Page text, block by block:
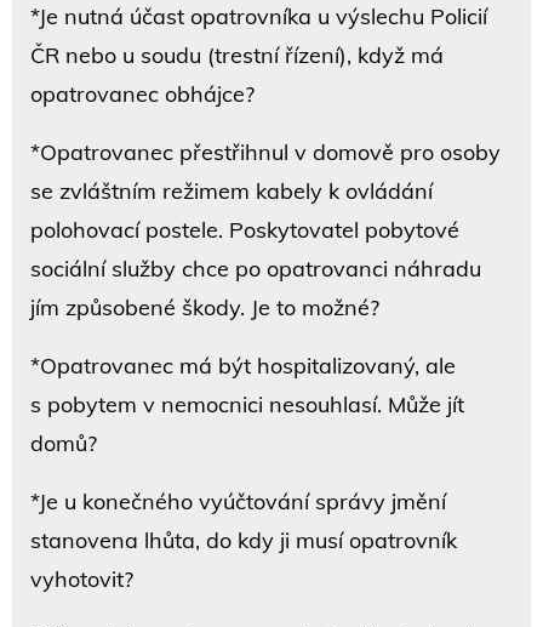
*Je nutná účast opatrovníka u výslechu Policií
ČR nebo u soudu (trestní řízení), když má
opatrovanec obhájce?
*Opatrovanec přestřihnul v domově pro osoby
se zvláštním režimem kabely k ovládání
polohovací postele. Poskytovatel pobytové
sociální služby chce po opatrovanci náhradu
jím způsobené škody. Je to možné?
*Opatrovanec má být hospitalizovaný, ale
s pobytem v nemocnici nesouhlasí. Může jít
domů?
*Je u konečného vyúčtování správy jmění
stanovena lhůta, do kdy ji musí opatrovník
vyhotovit?